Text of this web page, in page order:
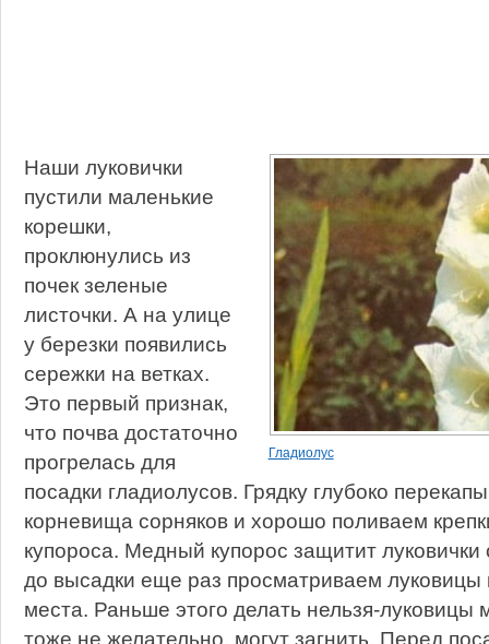
Гладиолус
Наши луковички
пустили маленькие
корешки,
проклюнулись из
почек зеленые
листочки. А на улице
у березки появились
сережки на ветках.
Это первый признак,
что почва достаточно
прогрелась для
посадки гладиолусов. Грядку глубоко
корневища сорняков и хорошо поливаем
купороса. Медный купорос защитит луковички
до высадки еще раз просматриваем
места. Раньше этого делать нельзя-луковицы
тоже не желательно, могут загнить. Перед